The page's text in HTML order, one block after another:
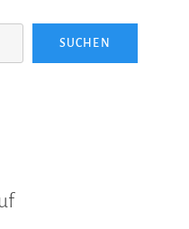
SUCHEN